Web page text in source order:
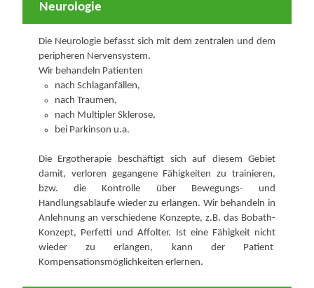
Neurologie
Die Neurologie befasst sich mit dem zentralen und dem
peripheren Nervensystem.
Wir behandeln Patienten
nach Schlaganfällen,
nach Traumen,
nach Multipler Sklerose,
bei Parkinson u.a.
Die Ergotherapie beschäftigt sich auf diesem Gebiet
damit, verloren gegangene Fähigkeiten zu trainieren,
bzw. die Kontrolle über Bewegungs- und
Handlungsabläufe wieder zu erlangen. Wir behandeln in
Anlehnung an verschiedene Konzepte, z.B. das Bobath-
Konzept, Perfetti und Affolter. Ist eine Fähigkeit nicht
wieder zu erlangen, kann der Patient
Kompensationsmöglichkeiten erlernen.